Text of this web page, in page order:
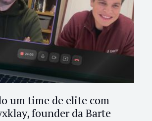
um time de elite com
founder da Barte